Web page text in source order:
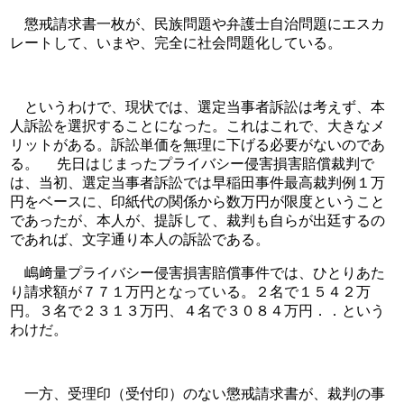
懲戒請求書一枚が、民族問題や弁護士自治問題にエスカ
レートして、いまや、完全に社会問題化している。
というわけで、現状では、選定当事者訴訟は考えず、本
人訴訟を選択することになった。これはこれで、大きなメ
リットがある。訴訟単価を無理に下げる必要がないのであ
る。　 先日はじまったプライバシー侵害損害賠償裁判で
は、当初、選定当事者訴訟では早稲田事件最高裁判例１万
円をベースに、印紙代の関係から数万円が限度ということ
であったが、本人が、提訴して、裁判も自らが出廷するの
であれば、文字通り本人の訴訟である。
嶋﨑量プライバシー侵害損害賠償事件では、ひとりあた
り請求額が７７１万円となっている。２名で１５４２万
円。３名で２３１３万円、４名で３０８４万円．．という
わけだ。
一方、受理印（受付印）のない懲戒請求書が、裁判の事